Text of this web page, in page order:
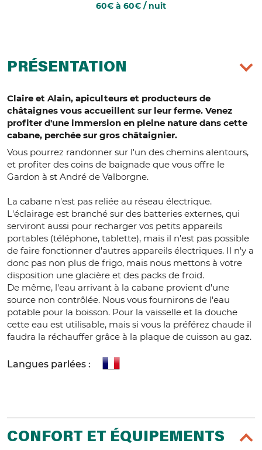
60€ à 60€ / nuit
PRÉSENTATION
Claire et Alain, apiculteurs et producteurs de
châtaignes vous accueillent sur leur ferme. Venez
profiter d'une immersion en pleine nature dans cette
cabane, perchée sur gros châtaignier.
Vous pourrez randonner sur l'un des chemins alentours,
et profiter des coins de baignade que vous offre le
Gardon à st André de Valborgne.
La cabane n'est pas reliée au réseau électrique.
L'éclairage est branché sur des batteries externes, qui
serviront aussi pour recharger vos petits appareils
portables (téléphone, tablette), mais il n'est pas possible
de faire fonctionner d'autres appareils électriques. Il n'y a
donc pas non plus de frigo, mais nous mettons à votre
disposition une glacière et des packs de froid.
De même, l'eau arrivant à la cabane provient d'une
source non contrôlée. Nous vous fournirons de l'eau
potable pour la boisson. Pour la vaisselle et la douche
cette eau est utilisable, mais si vous la préférez chaude il
faudra la réchauffer grâce à la plaque de cuisson au gaz.
Langues parlées :
CONFORT ET ÉQUIPEMENTS